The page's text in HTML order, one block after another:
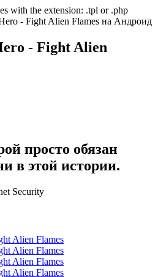
with the extension: .tpl or .php
- Fight Alien
просто обязан
в этой истории.
Security